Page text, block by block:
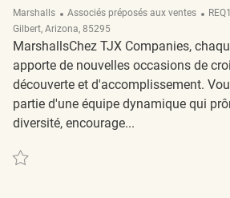
Marshalls Catégorie
Associés préposés aux ventes ReqId
Gilbert, Arizona, 85295
MarshallsChez TJX Companies,
apporte de nouvelles occasions de
découverte et d'accomplissement.
partie d'une équipe dynamique qui
diversité, encourage...
Sauvegarder Retail Merchandise Associate